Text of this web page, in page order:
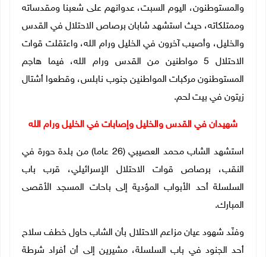
والمستوطنون، اليوم السبت، عدوانهم على شعبنا ومقدساته
وممتلكاته، حيث استشهد شابان برصاص الاحتلال في القدس
والخليل، وأصيب آخرون في الخليل ورام الله، واعتقلت قوات
الاحتلال 5 مواطنين من القدس ورام الله، فيما هاجم
المستوطنون مركبات المواطنين جنوب نابلس، وقطعوا أشتال
زيتون في بيت لحم.
شهيدان في القدس والخليل وإصابات في الخليل ورام الله
استشهد الشاب محمد العصيبي (26 عاما) من بلدة حورة في
النقب، برصاص قوات الاحتلال الإسرائيلي، قرب باب
السلسلة أحد الأبواب المؤدية إلى باحات المسجد الأقصى
المبارك.
وفنّد شهود عيان مزاعم الاحتلال بأن الشاب حاول خطف سلاح
أحد الجنود في باب السلسلة، مشيرين إلى أن أفراد شرطة